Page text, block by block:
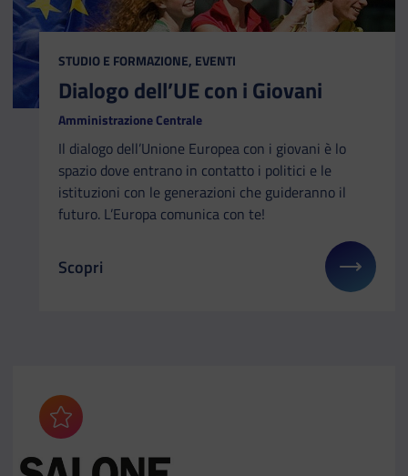
CATEGORIA:
STUDIO E FORMAZIONE, EVENTI
Dialogo dell’UE con i Giovani
Amministrazione Centrale
Il dialogo dell’Unione Europea con i giovani è lo
spazio dove entrano in contatto i politici e le
istituzioni con le generazioni che guideranno il
futuro. L’Europa comunica con te!
Il link ti porterà ad avere maggiori dettagli su:
Scopri
Aggiungi ai preferiti